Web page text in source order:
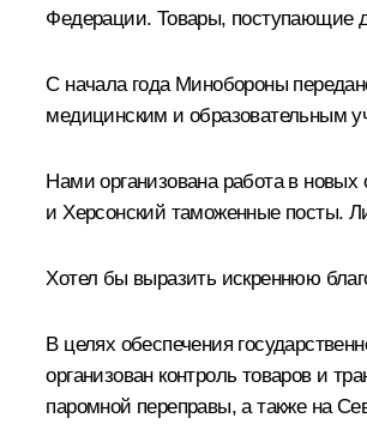
Федерации. Товары, поступающие
С начала года Минобороны
медицинским и образовательным
Нами организована работа в
и Херсонский таможенные посты.
Хотел бы выразить искреннюю
В целях обеспечения
организован контроль товаров и
паромной переправы, а также на